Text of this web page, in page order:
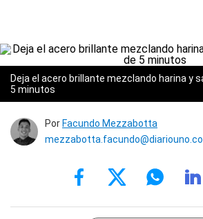
Deja el acero brillante mezclando harina y
5 minutos
Por Facundo Mezzabotta